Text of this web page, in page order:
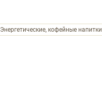
Энергетические, кофейные напитки